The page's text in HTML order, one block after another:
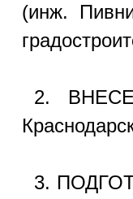
(инж.
2.
3.